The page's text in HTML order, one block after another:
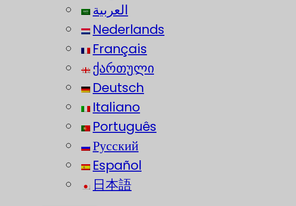
العربية
Nederlands
Français
ქართული
Deutsch
Italiano
Português
Русский
Español
日本語